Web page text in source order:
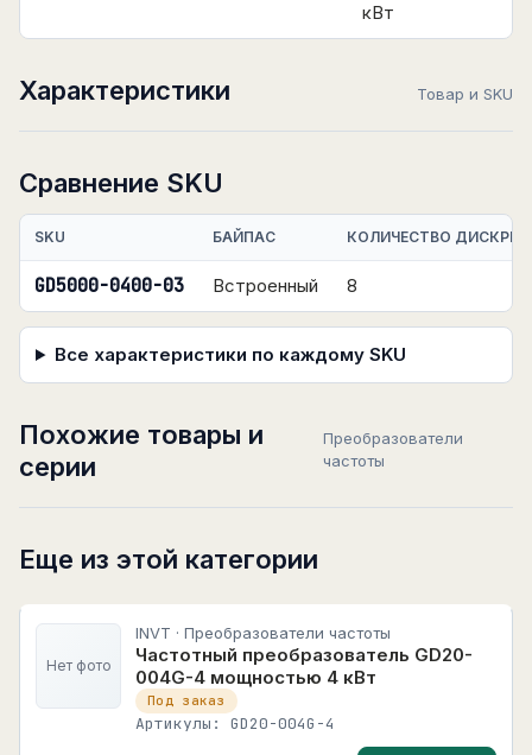
кВт
Характеристики Товар и SKU
Сравнение SKU
SKU БАЙПАС КОЛИЧЕСТВО
GD5000-0400-03 Встроенный 8
Все характеристики по каждому SKU
Похожие товары и
серии
Преобразователи
частоты
Еще из этой категории
Нет фото
INVT · Преобразователи частоты
Частотный преобразователь GD20-
004G-4 мощностью 4 кВт
Под заказ
Артикулы: GD20-004G-4